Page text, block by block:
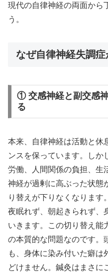
現代の自律神経の両面から
う。
なぜ自律神経失調
① 交感神経と副交感
る
本来、自律神経は活動と休
ンスを保っています。しか
労働、人間関係の負担、生
神経が過剰に高ぶった状態
り替えが下りなくなります
夜眠れず、朝起きられず、
いきます。この切り替え能
の本質的な問題なのです。
も、身体に染み付いた癖は
どけません。鍼灸はまさに